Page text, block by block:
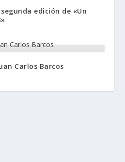
segunda edición de «Un
Carlos Barcos